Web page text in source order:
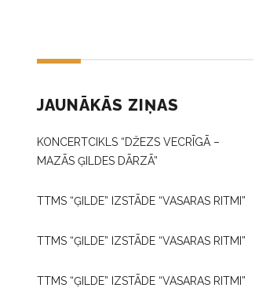
JAUNĀKĀS ZIŅAS
KONCERTCIKLS “DŽEZS VECRĪGĀ –
MAZĀS ĢILDES DĀRZĀ”
TTMS “ĢILDE” IZSTĀDE “VASARAS RITMI”
TTMS “ĢILDE” IZSTĀDE “VASARAS RITMI”
TTMS “ĢILDE” IZSTĀDE “VASARAS RITMI”